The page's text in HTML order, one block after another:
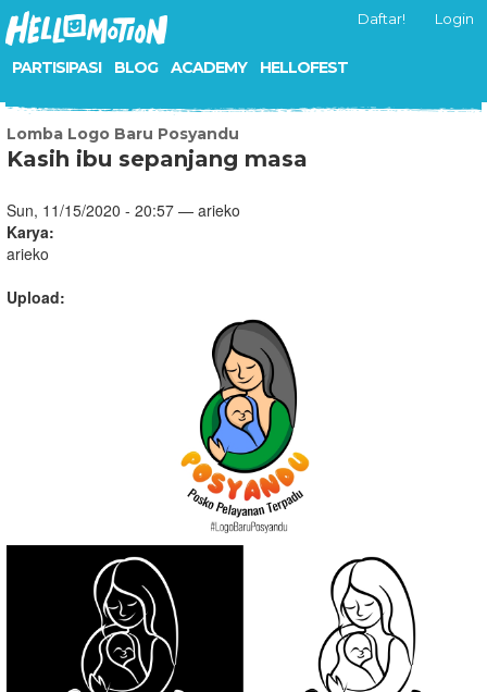
PARTISIPASI BLOG ACADEMY HELLOFEST
Daftar! Login
Lomba Logo Baru Posyandu
Kasih ibu sepanjang masa
Sun, 11/15/2020 - 20:57 — arieko
Karya:
arieko
Upload: